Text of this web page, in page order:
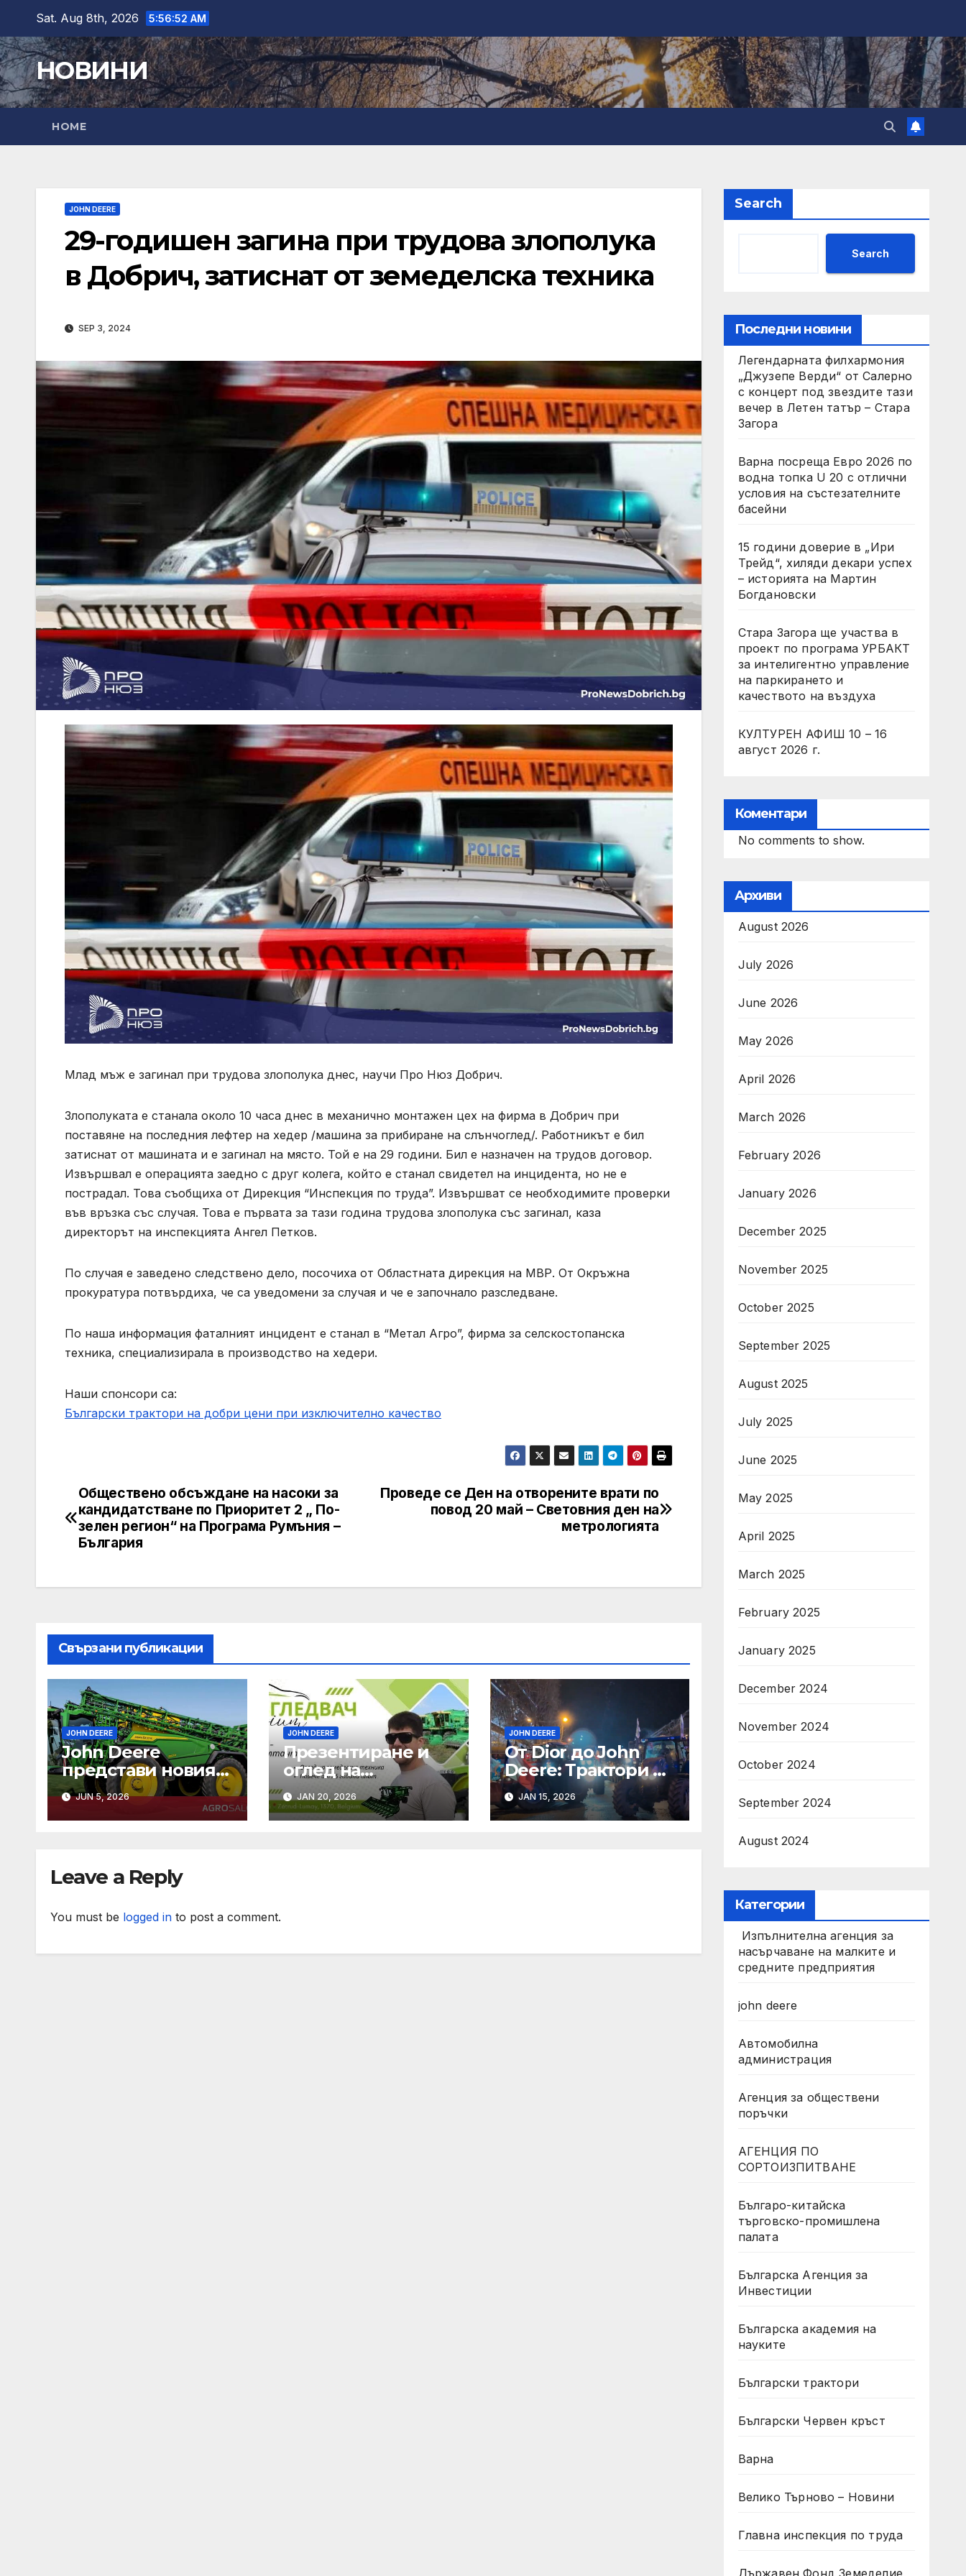
content
Sat. Aug 8th, 2026 5:56:54 AM
НОВИНИ
HOME
JOHN DEERE
29-годишен загина при трудова злополука
в Добрич, затиснат от земеделска техника
SEP 3, 2024
Млад мъж е загинал при трудова злополука днес, научи Про Нюз Добрич.
Злополуката е станала около 10 часа днес в механично монтажен цех на фирма в Добрич при
поставяне на последния лефтер на хедер /машина за прибиране на слънчоглед/. Работникът е бил
затиснат от машината и е загинал на място. Той е на 29 години. Бил е назначен на трудов договор.
Извършвал е операцията заедно с друг колега, който е станал свидетел на инцидента, но не е
пострадал. Това съобщиха от Дирекция “Инспекция по труда”. Извършват се необходимите проверки
във връзка със случая. Това е първата за тази година трудова злополука със загинал, каза
директорът на инспекцията Ангел Петков.
По случая е заведено следствено дело, посочиха от Областната дирекция на МВР. От Окръжна
прокуратура потвърдиха, че са уведомени за случая и че е започнало разследване.
По наша информация фаталният инцидент е станал в “Метал Агро”, фирма за селскостопанска
техника, специализирала в производство на хедери.
Наши спонсори са:
Български трактори на добри цени при изключително качество
Post
navigation
Проведе се Ден на отворените врати по
повод 20 май – Световния ден на
метрологията
Обществено обсъждане на насоки за
кандидатстване по Приоритет 2 „ По-
зелен регион“ на Програма Румъния –
България
Свързани публикации
JOHN DEERE
John Deere
представи новия
флагман сред
самоходните си
пръскачки – модел
JUN 5, 2026
JOHN DEERE
Презентиране и
оглед на
земеделски
машини
JAN 20, 2026
JOHN DEERE
От Dior до John
Deere: Трактори на
Шанз Елизе
JAN 15, 2026
Leave a Reply
You must be logged in to post a comment.
Search
Search
Последни новини
Легендарната филхармония
„Джузепе Верди“ от Салерно
с концерт под звездите тази
вечер в Летен татър – Стара
Загора
Варна посреща Евро 2026 по
водна топка U 20 с отлични
условия на състезателните
басейни
15 години доверие в „Ири
Трейд“, хиляди декари успех
– историята на Мартин
Богдановски
Стара Загора ще участва в
проект по програма УРБАКТ
за интелигентно управление
на паркирането и
качеството на въздуха
КУЛТУРЕН АФИШ 10 – 16
август 2026 г.
Коментари
No comments to show.
Архиви
August 2026
July 2026
June 2026
May 2026
April 2026
March 2026
February 2026
January 2026
December 2025
November 2025
October 2025
September 2025
August 2025
July 2025
June 2025
May 2025
April 2025
March 2025
February 2025
January 2025
December 2024
November 2024
October 2024
September 2024
August 2024
Категории
Изпълнителна агенция за
насърчаване на малките и
средните предприятия
john deere
Автомобилна
администрация
Агенция за обществени
поръчки
АГЕНЦИЯ ПО
СОРТОИЗПИТВАНЕ
Българо-китайска
търговско-промишлена
палата
Българска Агенция за
Инвестиции
Българска академия на
науките
Български трактори
Български Червен кръст
Варна
Велико Търново – Новини
Главна инспекция по труда
Държавен Фонд Земеделие